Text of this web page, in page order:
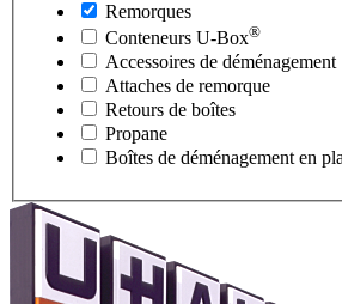
Remorques
Conteneurs U-Box®
Accessoires de déménagement
Attaches de remorque
Retours de boîtes
Propane
Boîtes de déménagement en